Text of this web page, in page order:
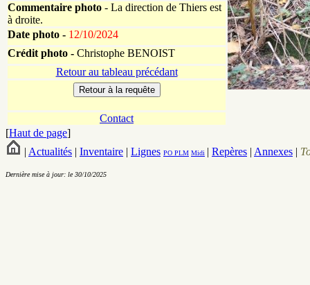
Commentaire photo - La direction de Thiers est
à droite.
Date photo - 12/10/2024
Crédit photo - Christophe BENOIST
Retour au tableau précédant
Contact
[Haut de page]
| Actualités | Inventaire | Lignes PO PLM Midi | Repères | Annexes |
Dernière mise à jour: le 30/10/2025